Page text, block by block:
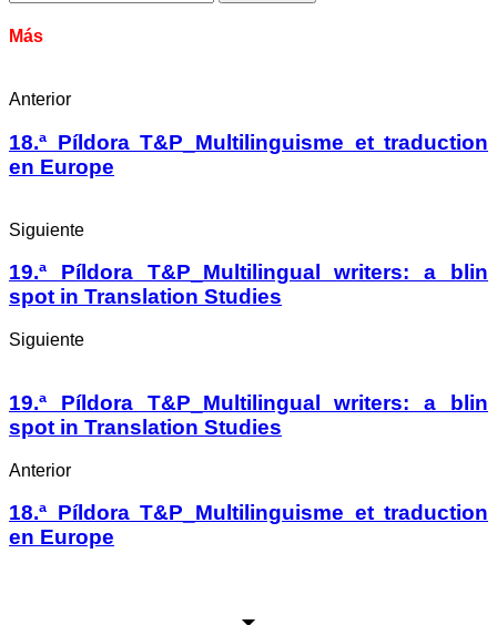
Más
Anterior
18.ª Píldora T&P_Multilinguisme et traduction
en Europe
Siguiente
19.ª Píldora T&P_Multilingual writers: a blin
spot in Translation Studies
Siguiente
19.ª Píldora T&P_Multilingual writers: a blin
spot in Translation Studies
Anterior
18.ª Píldora T&P_Multilinguisme et traduction
en Europe